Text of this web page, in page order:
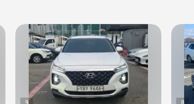
9 8